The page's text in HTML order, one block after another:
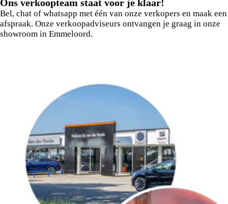
Ons verkoopteam staat voor je klaar!
Bel, chat of whatsapp met één van onze verkopers en maak een
afspraak. Onze verkoopadviseurs ontvangen je graag in onze
showroom in Emmeloord.